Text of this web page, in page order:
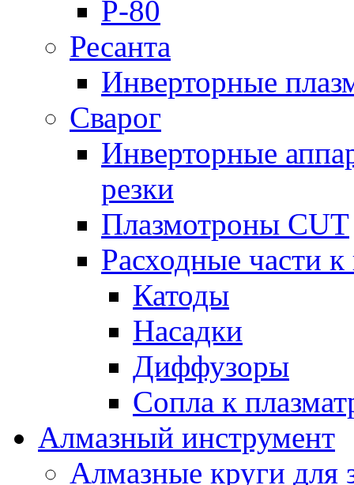
P-80
Ресанта
Инверторные
Сварог
Инверторные
резки
Плазмотроны CUT
Расходные части
Катоды
Насадки
Диффузоры
Сопла к
Алмазный инструмент
Алмазные круги для